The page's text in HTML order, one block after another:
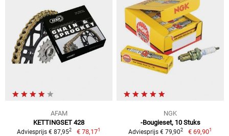
AFAM
KETTINGSET 428
Adviesprijs € 87,952 € 78,171
NGK
-Bougieset, 10 Stuks
Adviesprijs € 79,902 € 69,901